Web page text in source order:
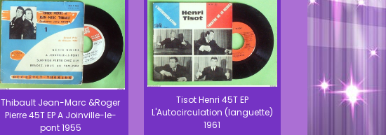
Thibault Jean-Marc &Roger
Pierre 45T EP A Joinville-le-
pont 1955
Tisot Henri 45T EP
L'Autocirculation (languette)
1961